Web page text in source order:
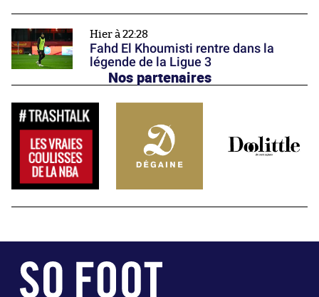
Hier à 22:28
Fahd El Khoumisti rentre dans la
légende de la Ligue 3
Nos partenaires